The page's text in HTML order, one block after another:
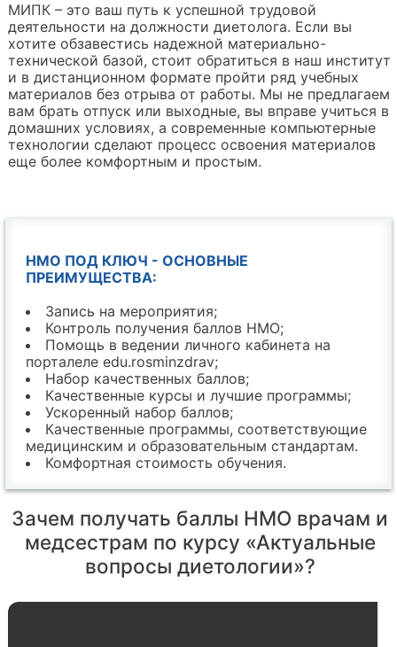
МИПК – это ваш путь к успешной трудовой
деятельности на должности диетолога. Если вы
хотите обзавестись надежной материально-
технической базой, стоит обратиться в наш институт
и в дистанционном формате пройти ряд учебных
материалов без отрыва от работы. Мы не предлагаем
вам брать отпуск или выходные, вы вправе учиться в
домашних условиях, а современные компьютерные
технологии сделают процесс освоения материалов
еще более комфортным и простым.
НМО ПОД КЛЮЧ - ОСНОВНЫЕ
ПРЕИМУЩЕСТВА:
Запись на мероприятия;
Контроль получения баллов НМО;
Помощь в ведении личного кабинета на
порталеле edu.rosminzdrav;
Набор качественных баллов;
Качественные курсы и лучшие программы;
Ускоренный набор баллов;
Качественные программы, соответствующие
медицинским и образовательным стандартам.
Комфортная стоимость обучения.
Зачем получать баллы НМО врачам и
медсестрам по курсу «Актуальные
вопросы диетологии»?